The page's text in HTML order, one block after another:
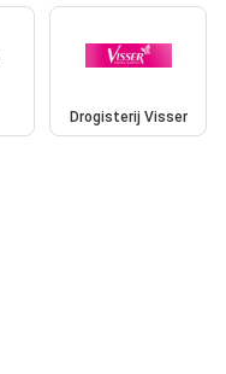
Drogisterij Visser